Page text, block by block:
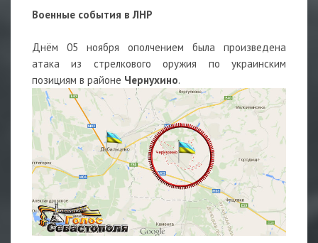
Военные события в ЛНР
Днём 05 ноября ополчением была произведена
атака из стрелкового оружия по украинским
позициям в районе Чернухино.